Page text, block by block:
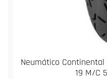
Neumático
19 M/C